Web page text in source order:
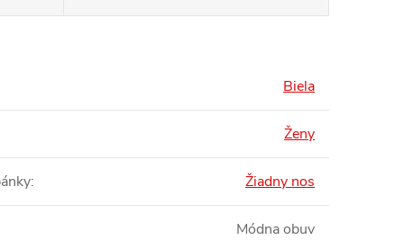
Biela
Ženy
: Žiadny nos
Módna obuv